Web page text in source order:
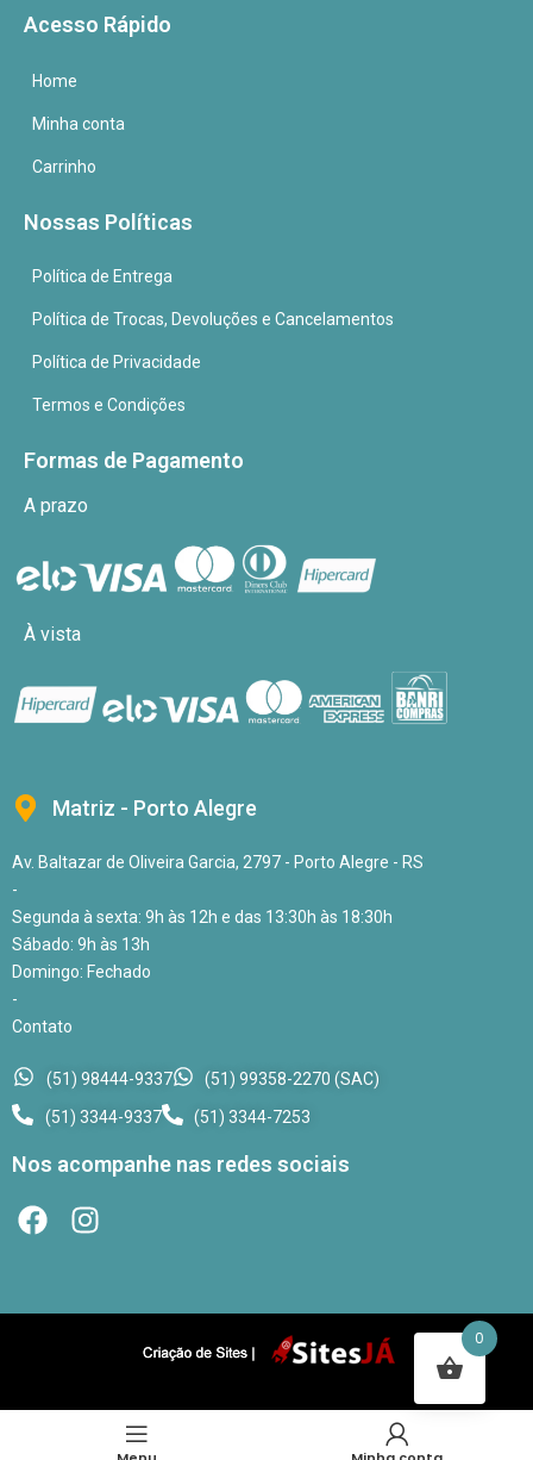
Acesso Rápido
Home
Minha conta
Carrinho
Nossas Políticas
Política de Entrega
Política de Trocas, Devoluções e Cancelamentos
Política de Privacidade
Termos e Condições
Formas de Pagamento
A prazo
À vista
Matriz - Porto Alegre
Av. Baltazar de Oliveira Garcia, 2797 - Porto Alegre - RS
-
Segunda à sexta: 9h às 12h e das 13:30h às 18:30h
Sábado: 9h às 13h
Domingo: Fechado
-
Contato
(51) 98444-9337
(51) 99358-2270 (SAC)
(51) 3344-9337
(51) 3344-7253
Nos acompanhe nas redes sociais
0